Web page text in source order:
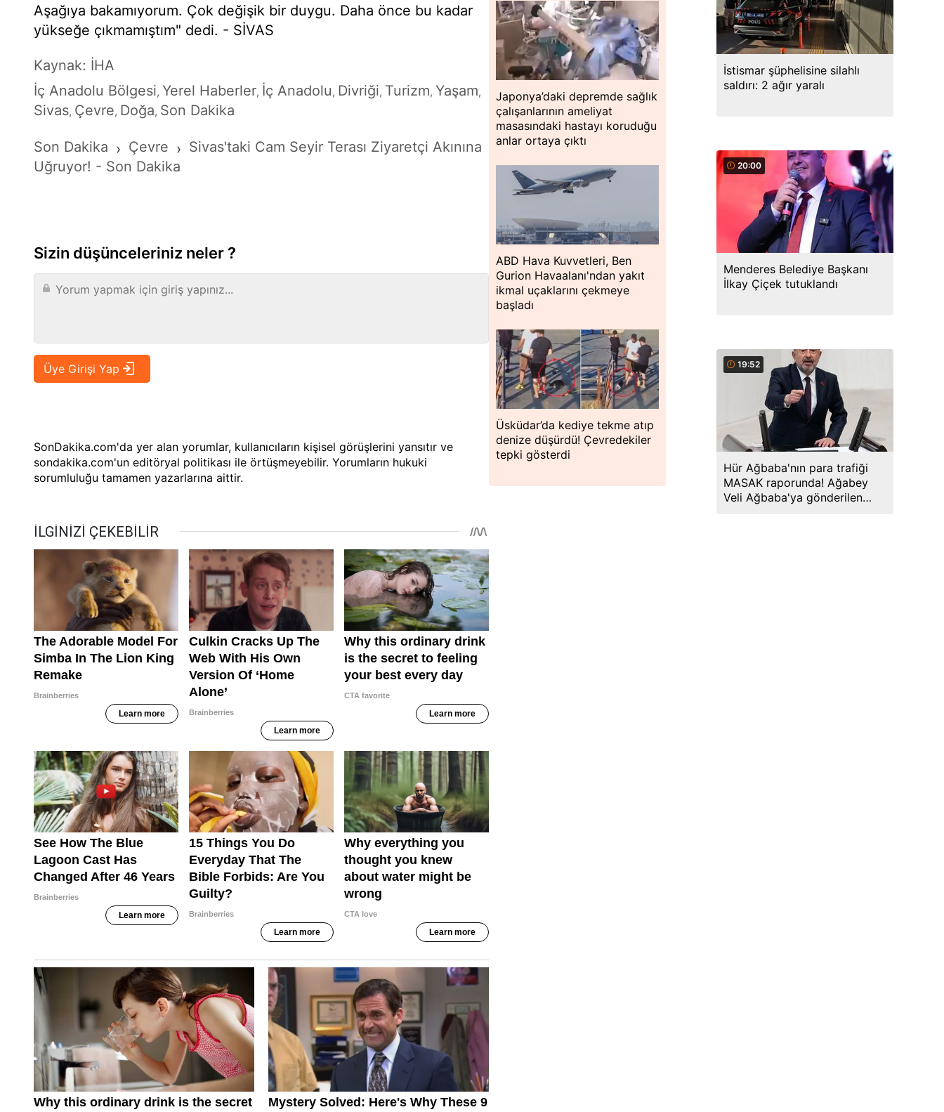
Aşağıya bakamıyorum. Çok değişik bir duygu. Daha önce bu kadar
yükseğe çıkmamıştım" dedi. - SİVAS
Kaynak: İHA
İç Anadolu Bölgesi, Yerel Haberler, İç Anadolu, Divriği, Turizm, Yaşam,
Sivas, Çevre, Doğa, Son Dakika
Son Dakika › Çevre › Sivas'taki Cam Seyir Terası Ziyaretçi Akınına
Uğruyor! - Son Dakika
Sizin düşünceleriniz neler ?
SonDakika.com'da yer alan yorumlar, kullanıcıların kişisel görüşlerini yansıtır ve
sondakika.com'un editöryal politikası ile örtüşmeyebilir. Yorumların hukuki
sorumluluğu tamamen yazarlarına aittir.
Japonya’daki depremde sağlık
çalışanlarının ameliyat
masasındaki hastayı koruduğu
anlar ortaya çıktı
ABD Hava Kuvvetleri, Ben
Gurion Havaalanı'ndan yakıt
ikmal uçaklarını çekmeye
başladı
Üsküdar’da kediye tekme atıp
denize düşürdü! Çevredekiler
tepki gösterdi
İstismar şüphelisine silahlı
saldırı: 2 ağır yaralı
20:00
Menderes Belediye Başkanı
İlkay Çiçek tutuklandı
19:52
Hür Ağbaba'nın para trafiği
MASAK raporunda! Ağabey
Veli Ağbaba'ya gönderilen